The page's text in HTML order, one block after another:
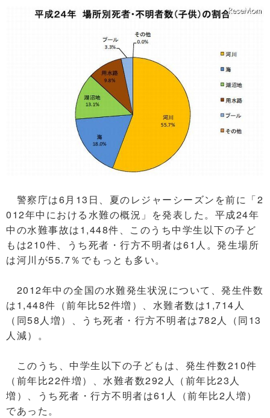
警察庁は6月13日、夏のレジャーシーズンを前に「2
012年中における水難の概況」を発表した。平成24年
中の水難事故は1,448件、このうち中学生以下の子ど
もは210件、うち死者・行方不明者は61人。発生場所
は河川が55.7％でもっとも多い。
2012年中の全国の水難発生状況について、発生件数
は1,448件（前年比52件増）、水難者数は1,714人
（同58人増）、うち死者・行方不明者は782人（同13
人減）。
このうち、中学生以下の子どもは、発生件数210件
（前年比22件増）、水難者数292人（前年比23人
増）、うち死者・行方不明者は61人（前年比2人増）
であった。